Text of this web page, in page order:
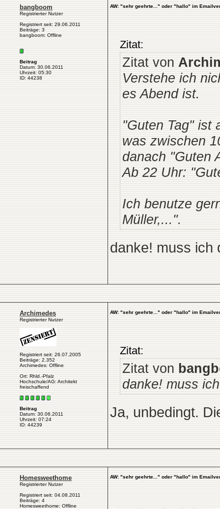
bangboom
Registrierter Nutzer
Registriert seit: 29.06.2011
Beiträge: 3
bangboom: Offline
Beitrag
Datum: 30.06.2011
Uhrzeit: 05:30
ID: 44238
AW: "sehr geehrte..." oder "hallo" im
Zitat:
Zitat von
Verstehe ich
es Abend ist.
"Guten Tag" ist
was zwischen
danach "Guten
Ab 22 Uhr:
Ich benutze
Müller,...".
danke! muss ich
Archimedes
Registrierter Nutzer
Registriert seit: 26.07.2005
Beiträge: 2.352
Archimedes: Offline
Ort: Rhld.-Pfalz
Hochschule/AG: Architekt
freischaffend
Beitrag
Datum: 30.06.2011
Uhrzeit: 07:24
ID: 44239
AW: "sehr geehrte..." oder "hallo" im
Zitat:
Zitat von
danke! muss
Ja, unbedingt.
Homesweethome
Registrierter Nutzer
Registriert seit: 04.08.2011
Beiträge: 4
Homesweethome: Offline
AW: "sehr geehrte..." oder "hallo" im